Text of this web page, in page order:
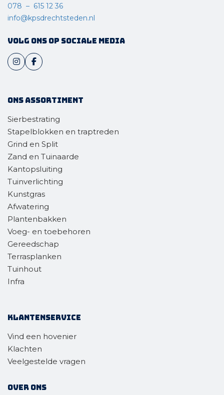
078 – 615 12 36
info@kpsdrechtsteden.nl
Volg ons op sociale media
Ons assortiment
Sierbestrating
Stapelblokken en traptreden
Grind en Split
Zand en Tuinaarde
Kantopsluiting
Tuinverlichting
Kunstgras
Afwatering
Plantenbakken
Voeg- en toebehoren
Gereedschap
Terrasplanken
Tuinhout
Infra
Klantenservice
Vind een hovenier
Klachten
Veelgestelde vragen
Over ons